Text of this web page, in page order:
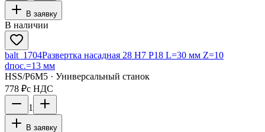
В заявку
В наличии
balt_1704Развертка насадная 28 Н7 Р18 L=30 мм Z=10
dпос.=13 мм
HSS/Р6М5 · Универсальный станок
778 ₽с НДС
1
В заявку